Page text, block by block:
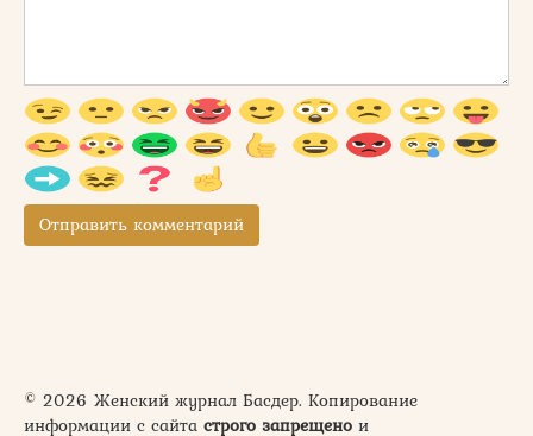
© 2026 Женский журнал Басдер. Копирование
информации с сайта строго запрещено и